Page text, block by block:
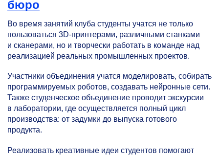
бюро
Во время занятий клуба студенты учатся не только
пользоваться 3D-принтерами, различными станками
и сканерами, но и творчески работать в команде над
реализацией реальных промышленных проектов.
Участники объединения учатся моделировать, собирать
программируемых роботов, создавать нейронные сети.
Также студенческое объединение проводит экскурсии
в лаборатории, где осуществляется полный цикл
производства: от задумки до выпуска готового
продукта.
Реализовать креативные идеи студентов помогают